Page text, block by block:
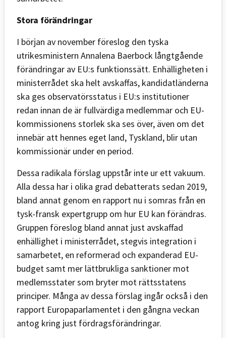
Stora förändringar
I början av november föreslog den tyska
utrikesministern Annalena Baerbock långtgående
förändringar av EU:s funktionssätt. Enhälligheten i
ministerrådet ska helt avskaffas, kandidatländerna
ska ges observatörsstatus i EU:s institutioner
redan innan de är fullvärdiga medlemmar och EU-
kommissionens storlek ska ses över, även om det
innebär att hennes eget land, Tyskland, blir utan
kommissionär under en period.
Dessa radikala förslag uppstår inte ur ett vakuum.
Alla dessa har i olika grad debatterats sedan 2019,
bland annat genom en rapport nu i somras från en
tysk-fransk expertgrupp om hur EU kan förändras.
Gruppen föreslog bland annat just avskaffad
enhällighet i ministerrådet, stegvis integration i
samarbetet, en reformerad och expanderad EU-
budget samt mer lättbrukliga sanktioner mot
medlemsstater som bryter mot rättsstatens
principer. Många av dessa förslag ingår också i den
rapport Europaparlamentet i den gångna veckan
antog kring just fördragsförändringar.